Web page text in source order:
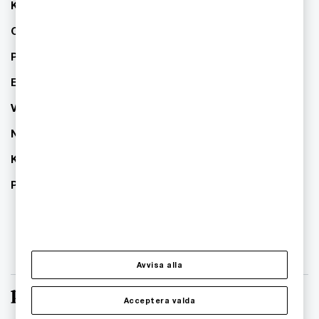
Kontakta oss
Om PwC
Pressrum
Event
Våra kontor
Nyhetsbrev
Karriär
PwC:s hållbarhetsarbete
Avvisa alla
Acceptera valda